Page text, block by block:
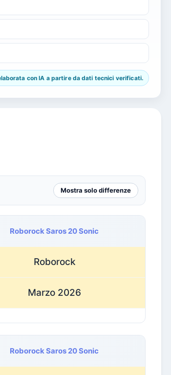
con IA a partire da dati tecnici verificati.
Mostra solo differenze
Roborock Saros 20 Sonic
Roborock
Marzo 2026
Roborock Saros 20 Sonic